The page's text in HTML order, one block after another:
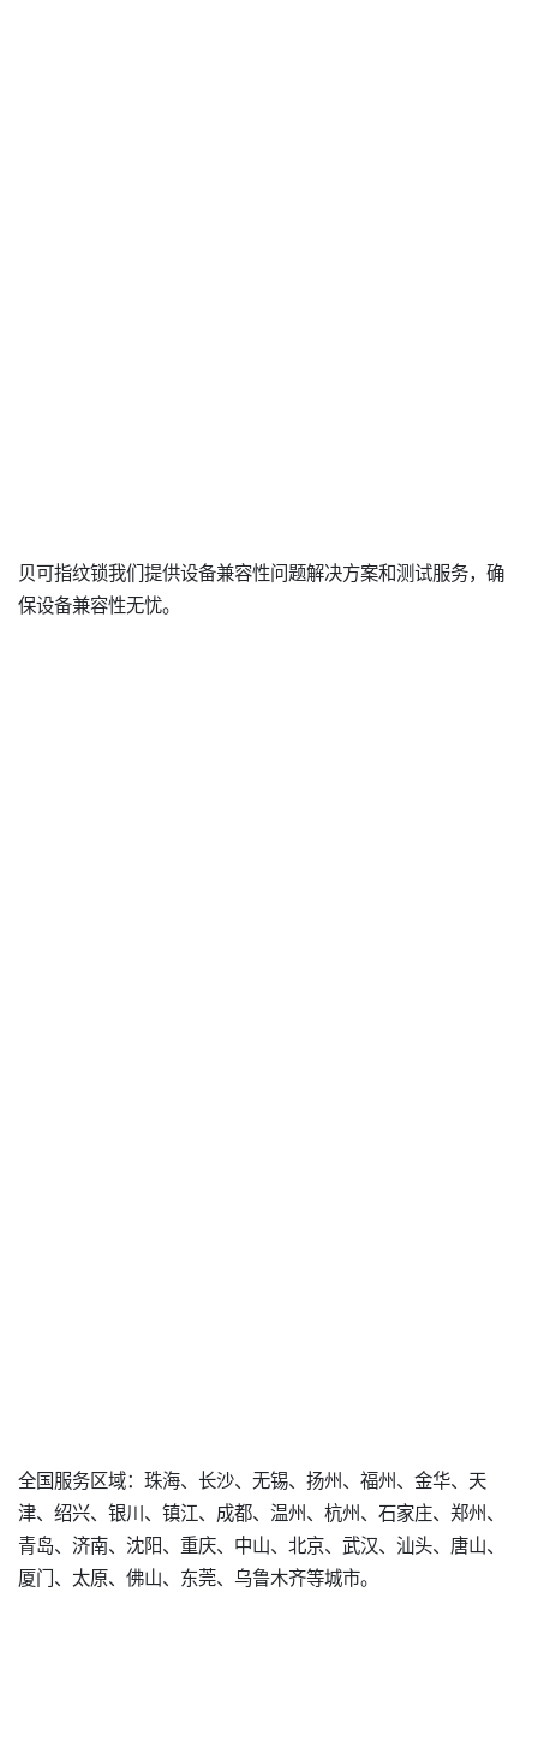
贝可指纹锁我们提供设备兼容性问题解决方案和测试服务，确
保设备兼容性无忧。
全国服务区域：珠海、长沙、无锡、扬州、福州、金华、天
津、绍兴、银川、镇江、成都、温州、杭州、石家庄、郑州、
青岛、济南、沈阳、重庆、中山、北京、武汉、汕头、唐山、
厦门、太原、佛山、东莞、乌鲁木齐等城市。